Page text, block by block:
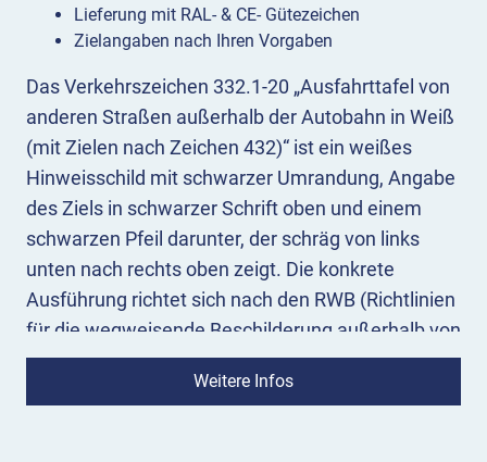
Das Verkehrszeichen 332.1-20 „Ausfahrttafel von
anderen Straßen außerhalb der Autobahn in Weiß
(mit Zielen nach Zeichen 432)“ ist ein weißes
Hinweisschild mit schwarzer Umrandung, Angabe
des Ziels in schwarzer Schrift oben und einem
schwarzen Pfeil darunter, der schräg von links
unten nach rechts oben zeigt. Die konkrete
Ausführung richtet sich nach den RWB (Richtlinien
für die wegweisende Beschilderung außerhalb von
Autobahnen). Bitte kontaktieren Sie uns, um Ihre
individuellen Angaben zu Ausführung und Ziel zu
Weitere Infos
Lieferung mit RAL- & CE- Gütezeichen
Zielangaben nach Ihren Vorgaben